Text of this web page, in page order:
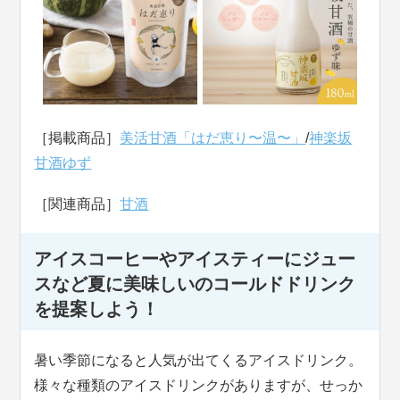
［掲載商品］ 美活甘酒「はだ恵り〜温〜」/神楽坂
甘酒ゆず
［関連商品］甘酒
アイスコーヒーやアイスティーにジュー
スなど夏に美味しいのコールドドリンク
を提案しよう！
暑い季節になると人気が出てくるアイスドリンク。
様々な種類のアイスドリンクがありますが、せっか